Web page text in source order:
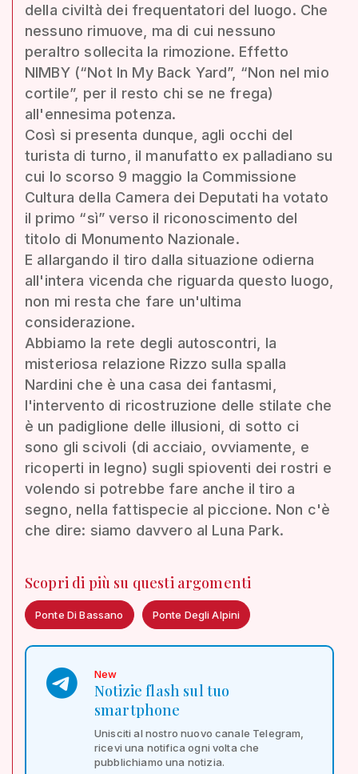
della civiltà dei frequentatori del luogo. Che
nessuno rimuove, ma di cui nessuno
peraltro sollecita la rimozione. Effetto
NIMBY (“Not In My Back Yard”, “Non nel mio
cortile”, per il resto chi se ne frega)
all'ennesima potenza.
Così si presenta dunque, agli occhi del
turista di turno, il manufatto ex palladiano su
cui lo scorso 9 maggio la Commissione
Cultura della Camera dei Deputati ha votato
il primo “sì” verso il riconoscimento del
titolo di Monumento Nazionale.
E allargando il tiro dalla situazione odierna
all'intera vicenda che riguarda questo luogo,
non mi resta che fare un'ultima
considerazione.
Abbiamo la rete degli autoscontri, la
misteriosa relazione Rizzo sulla spalla
Nardini che è una casa dei fantasmi,
l'intervento di ricostruzione delle stilate che
è un padiglione delle illusioni, di sotto ci
sono gli scivoli (di acciaio, ovviamente, e
ricoperti in legno) sugli spioventi dei rostri e
volendo si potrebbe fare anche il tiro a
segno, nella fattispecie al piccione. Non c'è
che dire: siamo davvero al Luna Park.
Scopri di più su questi argomenti
Ponte Di Bassano Ponte Degli Alpini
New
Notizie flash sul tuo
smartphone
Unisciti al nostro nuovo canale Telegram,
ricevi una notifica ogni volta che
pubblichiamo una notizia.